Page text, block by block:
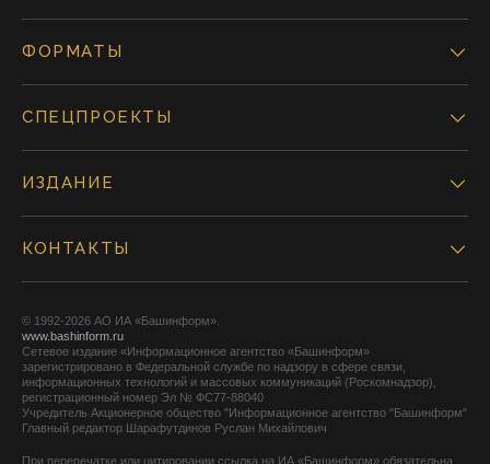
ФОРМАТЫ
СПЕЦПРОЕКТЫ
ИЗДАНИЕ
КОНТАКТЫ
© 1992-2026 АО ИА «Башинформ».
www.bashinform.ru
Сетевое издание «Информационное агентство «Башинформ»
зарегистрировано в Федеральной службе по надзору в сфере связи,
информационных технологий и массовых коммуникаций (Роскомнадзор),
регистрационный номер Эл № ФС77-88040
Учредитель Акционерное общество "Информационное агентство "Башинформ"
Главный редактор Шарафутдинов Руслан Михайлович
При перепечатке или цитировании ссылка на ИА «Башинформ» обязательна.